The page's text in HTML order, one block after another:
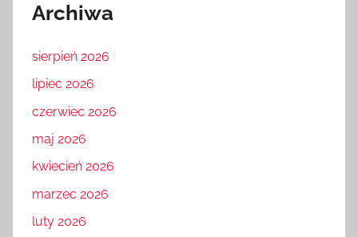
Archiwa
sierpień 2026
lipiec 2026
czerwiec 2026
maj 2026
kwiecień 2026
marzec 2026
luty 2026